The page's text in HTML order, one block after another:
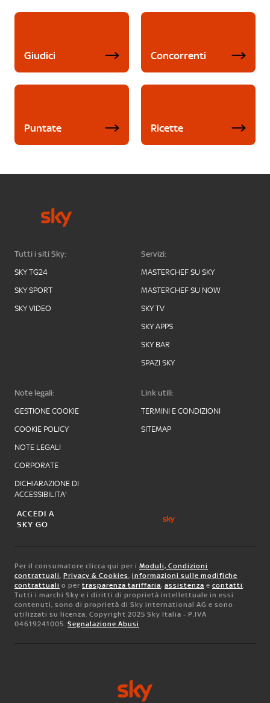
Giudici Concorrenti
Puntate Ricette
Tutti i siti Sky:
SKY TG24
SKY SPORT
SKY VIDEO
Servizi:
MASTERCHEF SU SKY
MASTERCHEF SU NOW
SKY TV
SKY APPS
SKY BAR
SPAZI SKY
Note legali:
GESTIONE COOKIE
COOKIE POLICY
NOTE LEGALI
CORPORATE
DICHIARAZIONE DI
ACCESSIBILITA'
Link utili:
TERMINI E CONDIZIONI
SITEMAP
ACCEDI A
SKY GO
Per il consumatore clicca qui per i Moduli, Condizioni
contrattuali, Privacy & Cookies, informazioni sulle modifiche
contrattuali o per trasparenza tariffaria, assistenza e contatti.
Tutti i marchi Sky e i diritti di proprietà intellettuale in essi
contenuti, sono di proprietà di Sky international AG e sono
utilizzati su licenza. Copyright 2025 Sky Italia - P.IVA
04619241005. Segnalazione Abusi